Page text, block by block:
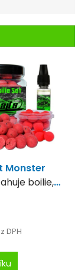
Monster
boilie,
DPH